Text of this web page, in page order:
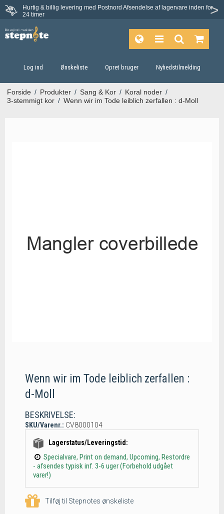
Hurtig & billig levering med Postnord Afsendelse af lagervare inden for
24 timer
Fortrydelsesret på 30 dage
Log ind Ønskeliste Opret bruger Nyhedstilmelding
Forside / Produkter / Sang & Kor / Koral noder /
3-stemmigt kor / Wenn wir im Tode leiblich zerfallen : d-Moll
Wenn wir im Tode leiblich zerfallen :
d-Moll
BESKRIVELSE:
SKU/Varenr.: CV8000104
Lagerstatus/Leveringstid:
Specialvare, Print on demand, Upcoming, Restordre
- afsendes typisk inf. 3-6 uger (Forbehold udgået
varer!)
Tilføj til Stepnotes ønskeliste